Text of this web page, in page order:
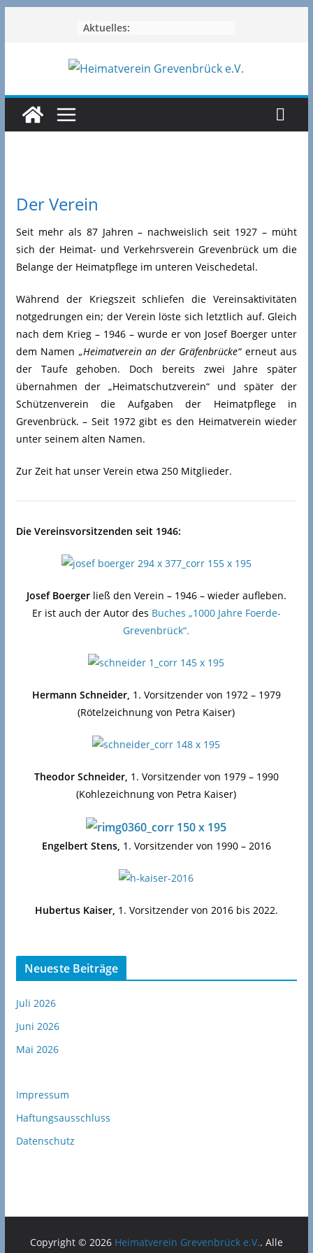
Aktuelles:
Der Verein
Seit mehr als 87 Jahren – nachweislich seit 1927 – müht
sich der Heimat- und Verkehrsverein Grevenbrück um die
Belange der Heimatpflege im unteren Veischedetal.
Während der Kriegszeit schliefen die Vereinsaktivitäten
notgedrungen ein; der Verein löste sich letztlich auf. Gleich
nach dem Krieg – 1946 – wurde er von Josef Boerger unter
dem Namen „Heimatverein an der Gräfenbrücke“erneut aus
der Taufe gehoben. Doch bereits zwei Jahre später
übernahmen der „Heimatschutzverein“ und später der
Schützenverein die Aufgaben der Heimatpflege in
Grevenbrück. – Seit 1972 gibt es den Heimatverein wieder
unter seinem alten Namen.
Zur Zeit hat unser Verein etwa 250 Mitglieder.
Die Vereinsvorsitzenden seit 1946:
Josef Boergerließ den Verein – 1946 – wieder aufleben.
Er ist auch der Autor des Buches „1000 Jahre Foerde-
Grevenbrück“.
Hermann Schneider, 1. Vorsitzender von 1972 – 1979
(Rötelzeichnung von Petra Kaiser)
Theodor Schneider, 1. Vorsitzender von 1979 – 1990
(Kohlezeichnung von Petra Kaiser)
Engelbert Stens, 1. Vorsitzender von 1990 – 2016
Hubertus Kaiser, 1. Vorsitzender von 2016 bis 2022.
Neueste Beiträge
Juli 2026
Juni 2026
Mai 2026
Impressum
Haftungsausschluss
Datenschutz
Copyright © 2026 Heimatverein Grevenbrück e.V.. Alle